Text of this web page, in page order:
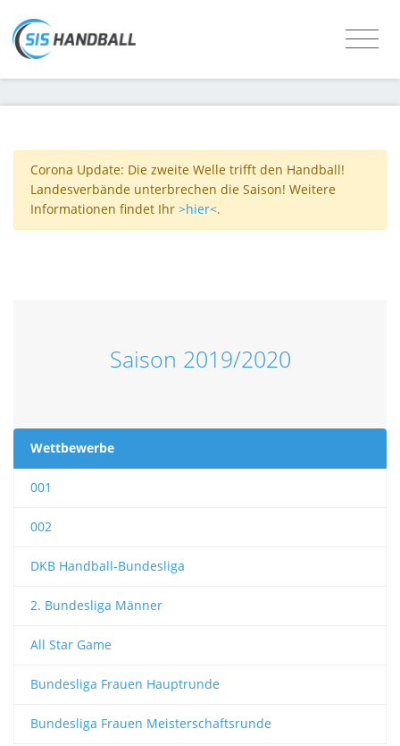
Corona Update: Die zweite Welle trifft den Handball!
Landesverbände unterbrechen die Saison! Weitere
Informationen findet Ihr >hier<.
Saison 2019/2020
Wettbewerbe
001
002
DKB Handball-Bundesliga
2. Bundesliga Männer
All Star Game
Bundesliga Frauen Hauptrunde
Bundesliga Frauen Meisterschaftsrunde